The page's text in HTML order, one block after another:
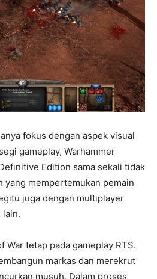
fokus dengan aspek visual
gameplay, Warhammer
Edition sama sekali tidak
yang mempertemukan pemain
juga dengan multiplayer
lain.
War tetap pada gameplay RTS.
markas dan merekrut
musuh. Dalam proses